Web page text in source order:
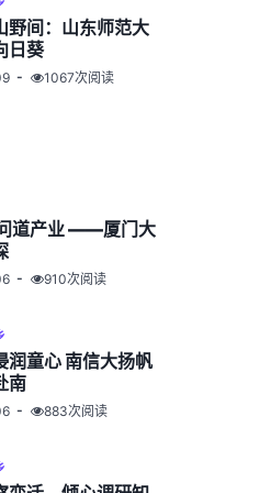
野间：山东师范大
日葵
1067次阅读
道产业 ——厦门大
910次阅读
润童心 南信大扬帆
南
883次阅读